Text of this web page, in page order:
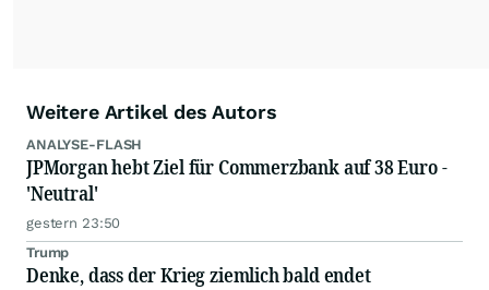
Weitere Artikel des Autors
ANALYSE-FLASH
JPMorgan hebt Ziel für Commerzbank auf 38 Euro -
'Neutral'
gestern 23:50
Trump
Denke, dass der Krieg ziemlich bald endet